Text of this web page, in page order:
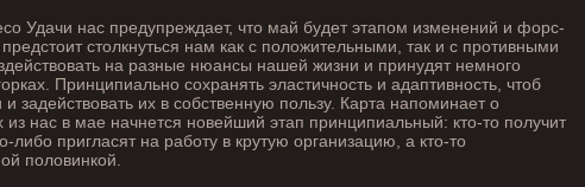
Удачи нас предупреждает, что май будет этапом изменений и форс-
столкнуться нам как с положительными, так и с противными
на разные нюансы нашей жизни и принудят немного
Принципиально сохранять эластичность и адаптивность, чтоб
задействовать их в собственную пользу. Карта напоминает о
из нас в мае начнется новейший этап принципиальный: кто-то получит
либо пригласят на работу в крутую организацию, а кто-то
половинкой.